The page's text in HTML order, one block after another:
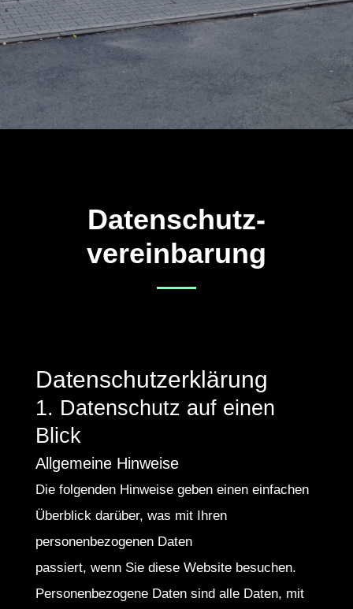
Datenschutz-
vereinbarung
Datenschutzerklärung
1. Datenschutz auf einen
Blick
Allgemeine Hinweise
Die folgenden Hinweise geben einen einfachen
Überblick darüber, was mit Ihren
personenbezogenen Daten
passiert, wenn Sie diese Website besuchen.
Personenbezogene Daten sind alle Daten, mit